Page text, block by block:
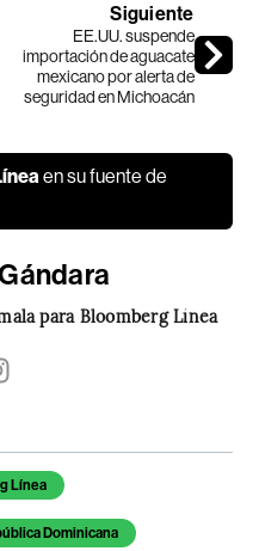
Siguiente
EE.UU. suspende
importación de aguacate
mexicano por alerta de
seguridad en Michoacán
en su fuente de
para Bloomberg Línea
Línea
Dominicana